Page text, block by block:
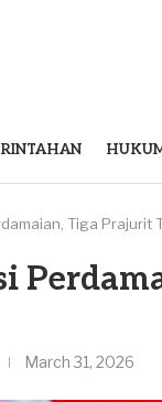
Tiga Prajurit
March 31, 2026